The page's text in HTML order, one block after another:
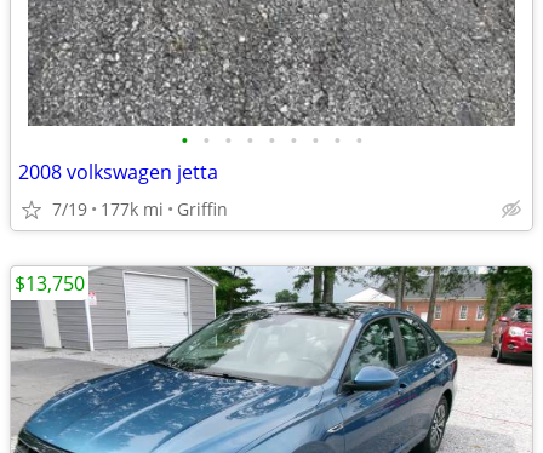
• • • • • • • • •
2008 volkswagen jetta
7/19 177k mi Griffin
$13,750